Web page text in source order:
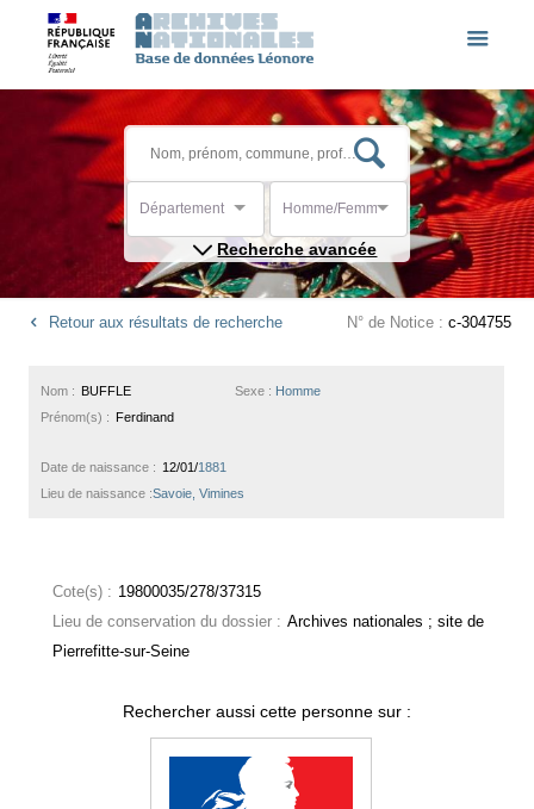
Département Homme/Femme
Recherche avancée
Retour aux résultats de recherche N° de Notice : c-304755
Sexe : Homme
Nom : BUFFLE
Prénom(s) : Ferdinand
Date de naissance : 12/01/1881
Lieu de naissance :Savoie, Vimines
Cote(s) : 19800035/278/37315
Lieu de conservation du dossier : Archives nationales ; site de
Pierrefitte-sur-Seine
Rechercher aussi cette personne sur :